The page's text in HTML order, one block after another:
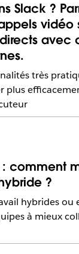
Slack ?
vidéo
avec
très
plus
comment
?
hybrides ou
à mieux